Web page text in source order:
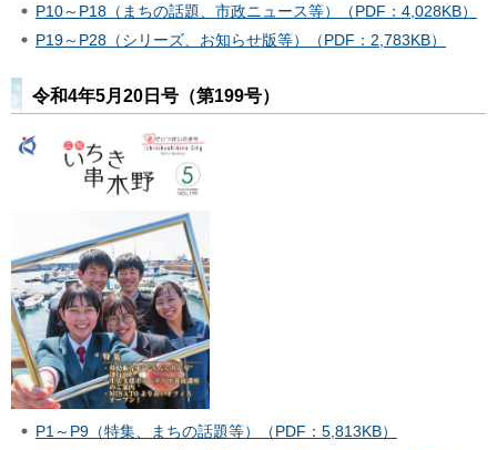
P10～P18（まちの話題、市政ニュース等）（PDF：4,028KB）
P19～P28（シリーズ、お知らせ版等）（PDF：2,783KB）
令和4年5月20日号（第199号）
P1～P9（特集、まちの話題等）（PDF：5,813KB）